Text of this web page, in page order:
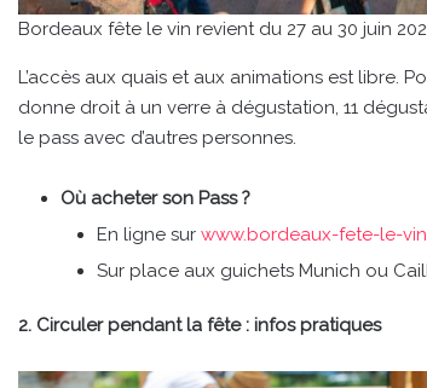
Bordeaux fête le vin revient du 27 au 30 juin
L’accès aux quais et aux animations est libre.
donne droit à un verre à dégustation, 11
le pass avec d’autres personnes.
Où acheter son Pass ?
En ligne sur www.bordeaux-fete-le-
Sur place aux guichets Munich ou
2. Circuler pendant la fête : infos pratiques